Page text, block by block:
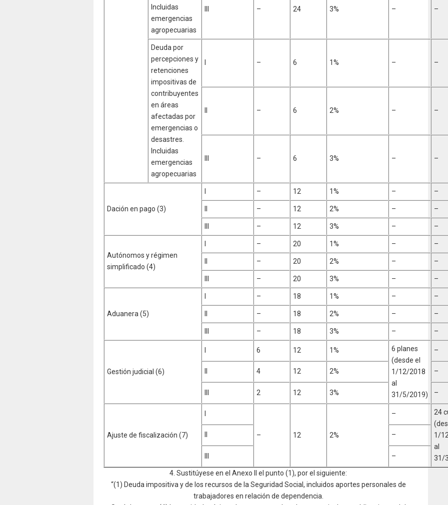
Incluidas
emergencias
agropecuarias
– 24 3% – –
Deuda por
percepciones y
retenciones
impositivas de
contribuyentes
en áreas
afectadas por
emergencias o
desastres.
Incluidas
emergencias
agropecuarias
– 6 1% – –
– 6 2% – –
– 6 3% – –
Dación en pago (3)
– 12 1% – –
– 12 2% – –
– 12 3% – –
Autónomos y régimen
simplificado (4)
– 20 1% – –
– 20 2% – –
– 20 3% – –
Aduanera (5)
– 18 1% – –
– 18 2% – –
– 18 3% – –
Gestión judicial (6)
6 12 1%
6 planes
(desde el
1/12/2018
al
31/5/2019)
–
4 12 2% –
2 12 3% –
Ajuste de fiscalización (7) – 12 2%
–
24
1/
al
31/
–
–
4. Sustitúyese en el Anexo II el punto (1), por el siguiente:
“(1) Deuda impositiva y de los recursos de la Seguridad Social, incluidos aportes personales de
trabajadores en relación de dependencia.